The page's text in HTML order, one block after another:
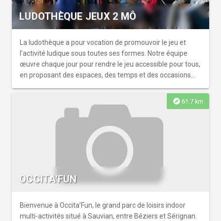
LUDOTHÈQUE JEUX 2 MÔ
La ludothèque a pour vocation de promouvoir le jeu et
l’activité ludique sous toutes ses formes. Notre équipe
œuvre chaque jour pour rendre le jeu accessible pour tous,
en proposant des espaces, des temps et des occasions
puisse découvrir ou redécouvrir le plaisir de jouer. Nos
actions visent à favoriser les rencontres et les échanges
au cœur des Hauts Cantons, en plaçant le jeu au centre de
la convivialité et du partage. Le jeu est un outil puissant
pour faciliter la socialisation des plus jeunes, créer du
encourager l’inclusion. Nous avons également à cœur de
mettre l’art et la culture à la portée de chacun, nous
proposons donc régulièrement des temps d’activités
à disposition de livres. Enfin, le maître mot de toutes nos
actions est la joie Sandrine : 06.26.20.22.54 adresse : rue
explore 61.7 km
OCCITA'FUN
Bienvenue à Occita’Fun, le grand parc de loisirs indoor
multi-activités situé à Sauvian, entre Béziers et Sérignan.